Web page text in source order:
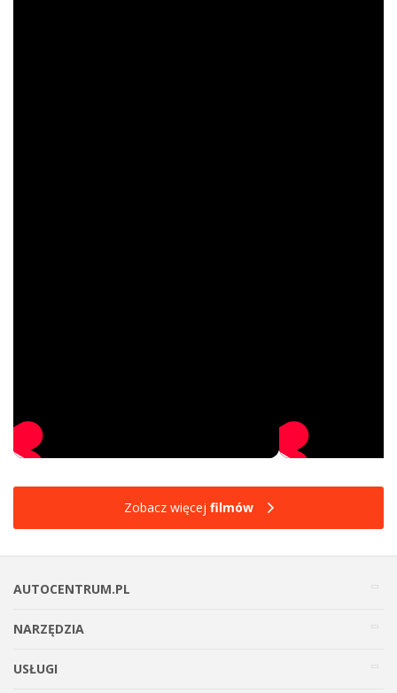
Zobacz więcej filmów
AUTOCENTRUM.PL
NARZĘDZIA
USŁUGI